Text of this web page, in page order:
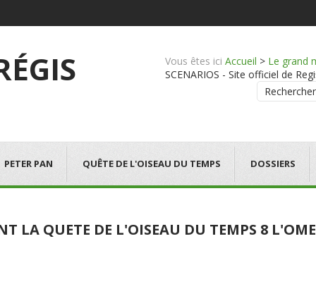
Vous êtes ici Accueil > Le grand
SCENARIOS - Site officiel de
Rechercher
PETER PAN QUÊTE DE L'OISEAU DU TEMPS DOSSIERS
LA QUETE DE L'OISEAU DU TEMPS 8